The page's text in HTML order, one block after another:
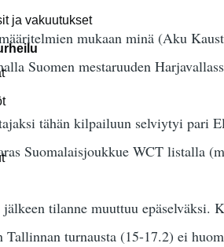
ja vakuutukset
mukaan minä (Aku
Suomen mestaruuden
tähän kilpailuun selviytyi pari
Suomalaisjoukkue WCT listalla
jälkeen tilanne muuttuu
Tallinnan turnausta (15-17.2) ei